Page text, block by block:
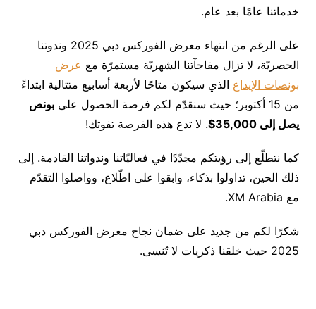
خدماتنا عامًا بعد عام.
على الرغم من انتهاء معرض الفوركس دبي 2025 وندوتنا
الحصريّة، لا تزال مفاجآتنا الشهريّة مستمرّة مع عرض
بونصات الإيداع الذي سيكون متاحًا لأربعة أسابيع متتالية ابتداءً
من 15 أكتوبر؛ حيث سنقدّم لكم فرصة الحصول على
بونص
يصل إلى 35,000$ . لا تدع هذه الفرصة تفوتك!
كما نتطلّع إلى رؤيتكم مجدّدًا في فعاليّاتنا وندواتنا القادمة. إلى
ذلك الحين، تداولوا بذكاء، وابقوا على اطّلاع، وواصلوا التقدّم
مع XM Arabia.
شكرًا لكم من جديد على ضمان نجاح معرض الفوركس دبي
2025 حيث خلقنا ذكريات لا تُنسى.